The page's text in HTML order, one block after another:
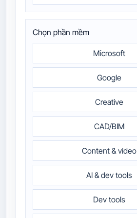
Chọn phần mềm
Microsoft
Google
Creative
CAD/BIM
Content & video
AI & dev tools
Dev tools